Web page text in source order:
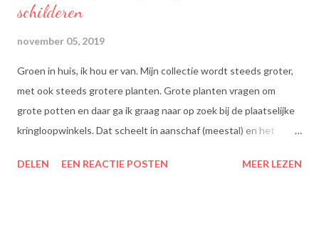
schilderen
november 05, 2019
Groen in huis, ik hou er van. Mijn collectie wordt steeds groter,
met ook steeds grotere planten. Grote planten vragen om
grote potten en daar ga ik graag naar op zoek bij de plaatselijke
kringloopwinkels. Dat scheelt in aanschaf (meestal) en het
voor onze planeet, nietwaar?
DELEN EEN REACTIE POSTEN MEER LEZEN